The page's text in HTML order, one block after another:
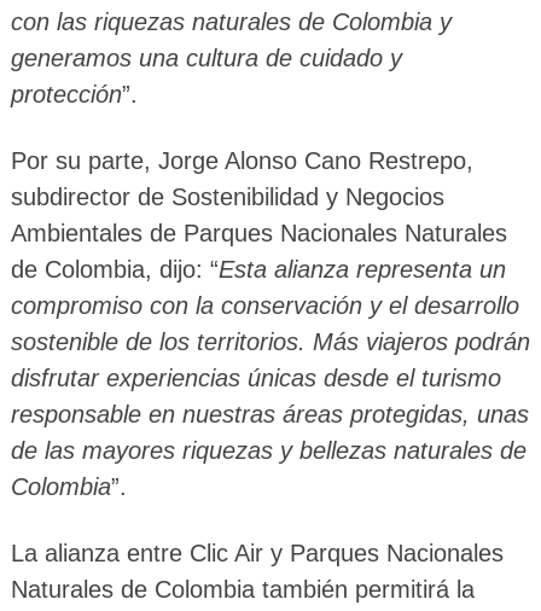
con las riquezas naturales de Colombia y
generamos una cultura de cuidado y
protección”.
Por su parte, Jorge Alonso Cano Restrepo,
subdirector de Sostenibilidad y Negocios
Ambientales de Parques Nacionales Naturales
de Colombia, dijo: “Esta alianza representa un
compromiso con la conservación y el desarrollo
sostenible de los territorios. Más viajeros podrán
disfrutar experiencias únicas desde el turismo
responsable en nuestras áreas protegidas, unas
de las mayores riquezas y bellezas naturales de
Colombia”.
La alianza entre Clic Air y Parques Nacionales
Naturales de Colombia también permitirá la